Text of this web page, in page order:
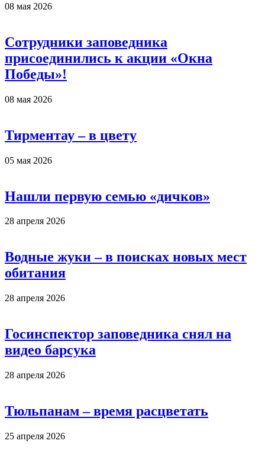
08 мая 2026
Сотрудники заповедника
присоединились к акции «Окна
Победы»!
08 мая 2026
Тирментау – в цвету
05 мая 2026
Нашли первую семью «дичков»
28 апреля 2026
Водные жуки – в поисках новых мест
обитания
28 апреля 2026
Госинспектор заповедника снял на
видео барсука
28 апреля 2026
Тюльпанам – время расцветать
25 апреля 2026